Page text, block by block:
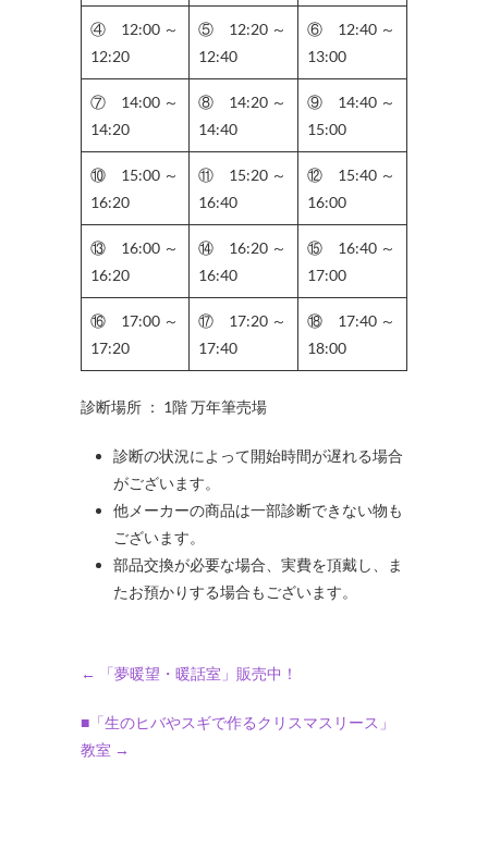
④ 12:00 ～
12:20
⑤ 12:20 ～
12:40
⑥ 12:40 ～
13:00
⑦ 14:00 ～
14:20
⑧ 14:20 ～
14:40
⑨ 14:40 ～
15:00
⑩ 15:00 ～
16:20
⑪ 15:20 ～
16:40
⑫ 15:40 ～
16:00
⑬ 16:00 ～
16:20
⑭ 16:20 ～
16:40
⑮ 16:40 ～
17:00
⑯ 17:00 ～
17:20
⑰ 17:20 ～
17:40
⑱ 17:40 ～
18:00
診断場所 ： 1階 万年筆売場
診断の状況によって開始時間が遅れる場合
がございます。
他メーカーの商品は一部診断できない物も
ございます。
部品交換が必要な場合、実費を頂戴し、ま
たお預かりする場合もございます。
← 「夢暖望・暖話室」販売中！
■「生のヒバやスギで作るクリスマスリース」
教室 →